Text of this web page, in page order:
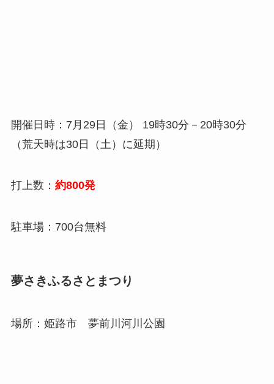
開催日時：7月29日（金） 19時30分－20時30分
（荒天時は30日（土）に延期）
打上数： 約800発
駐車場：700台無料
夢さきふるさとまつり
場所：姫路市 夢前川河川公園